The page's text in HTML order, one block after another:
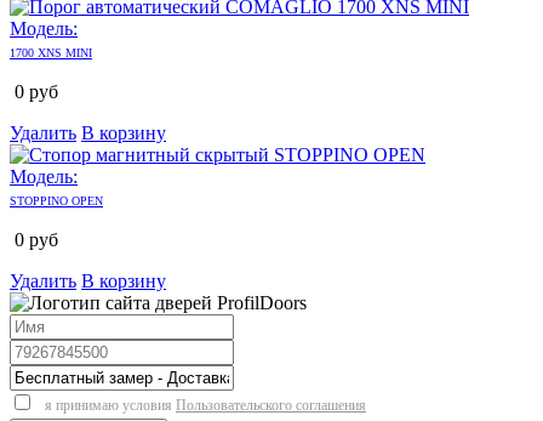
Модель:
1700 XNS MINI
0 руб
Удалить В корзину
Модель:
STOPPINO OPEN
0 руб
Удалить В корзину
я принимаю условия Пользовательского соглашения